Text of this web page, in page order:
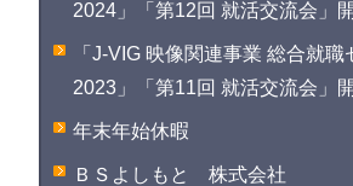
2024」「第12回 就活交流会」
「J-VIG 映像関連事業 総合就職
2023」「第11回 就活交流会」
年末年始休暇
ＢＳよしもと 株式会社